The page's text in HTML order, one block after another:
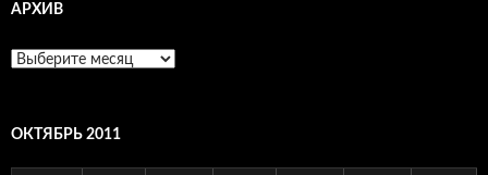
АРХИВ
Архив
ОКТЯБРЬ 2011